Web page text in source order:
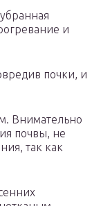
и
почки, и
Внимательно
почвы, не
так как